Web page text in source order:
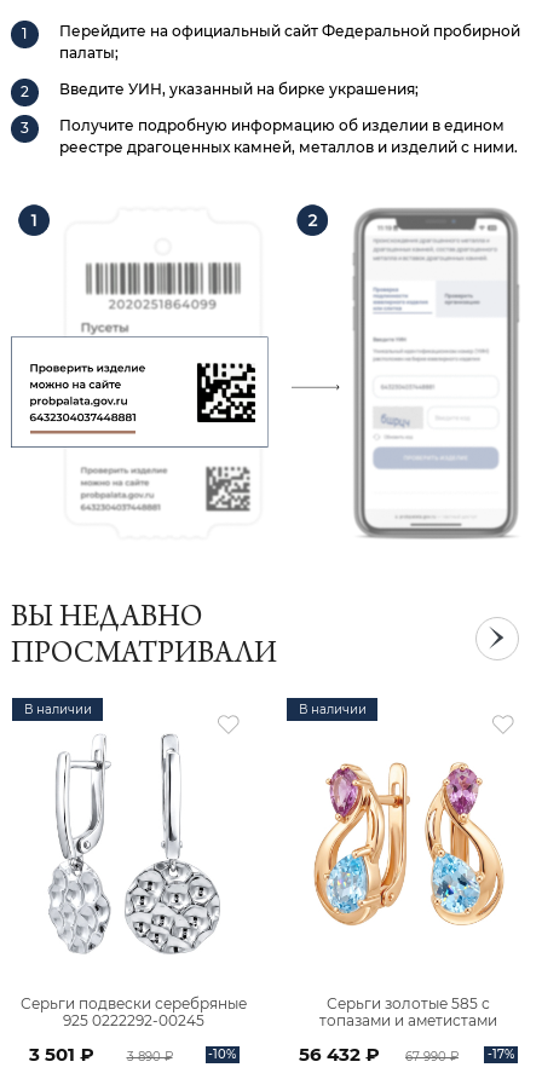
Перейдите на официальный сайт Федеральной пробирной
палаты;
Введите УИН, указанный на бирке украшения;
Получите подробную информацию об изделии в едином
реестре драгоценных камней, металлов и изделий с ними.
ВЫ НЕДАВНО
ПРОСМАТРИВАЛИ
В наличии
Серьги подвески серебряные
925 0222292-00245
3 501 ₽ 3 890 ₽ -10%
В наличии
Серьги золотые 585 с
топазами и аметистами
56 432 ₽ 67 990 ₽ -17%